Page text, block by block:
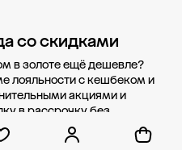
со скидками
в золоте ещё дешевле?
лояльностис кешбеком и
акциями и
в рассрочкубез